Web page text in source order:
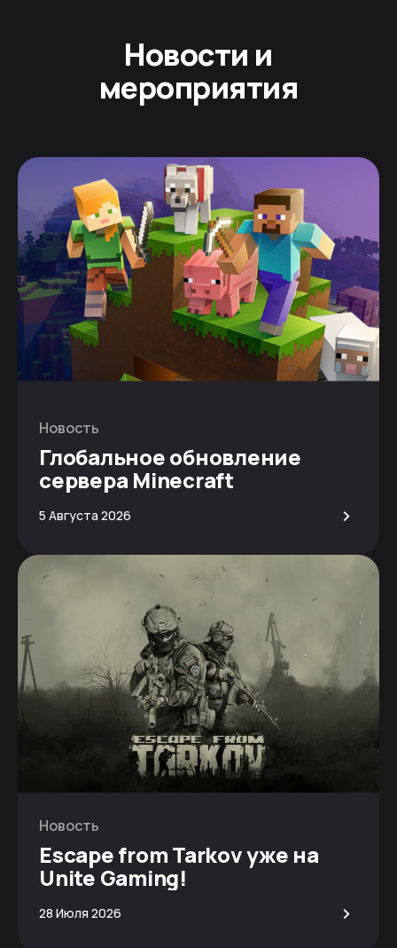
Новости и
мероприятия
Новость
Глобальное обновление
сервера Minecraft
5 Августа 2026 >
Новость
Escape from Tarkov уже на
Unite Gaming!
28 Июля 2026 >